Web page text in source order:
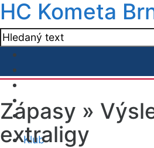
HC Kometa
Klub
Zápasy »
extraligy